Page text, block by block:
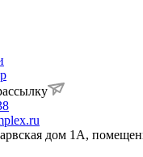
дом 1А,